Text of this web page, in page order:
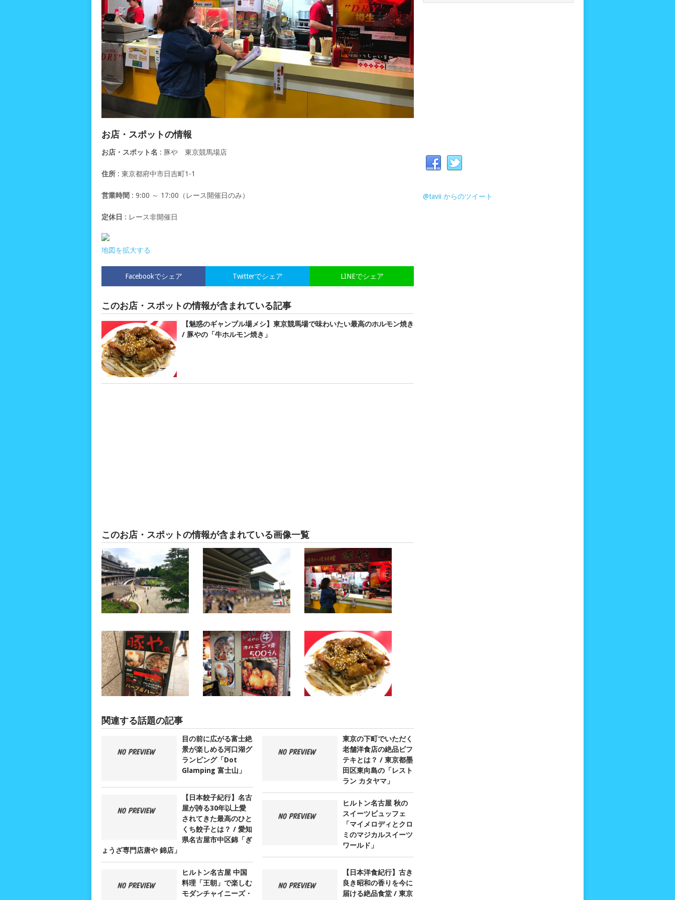
お店・スポットの情報
お店・スポット名 : 豚や 東京競馬場店
住所 : 東京都府中市日吉町1-1
営業時間 : 9:00 ～ 17:00（レース開催日のみ）
定休日 : レース非開催日
地図を拡大する
Facebookでシェア LINEでシェア
Twitterでシェア
このお店・スポットの情報が含まれている記事
【魅惑のギャンブル場メシ】東京競馬場で味わいたい最高のホルモン焼き
/ 豚やの「牛ホルモン焼き」
このお店・スポットの情報が含まれている画像一覧
関連する話題の記事
目の前に広がる富士絶
景が楽しめる河口湖グ
ランピング「Dot
Glamping 富士山」
東京の下町でいただく
老舗洋食店の絶品ビフ
テキとは？ / 東京都墨
田区東向島の「レスト
ラン カタヤマ」
【日本餃子紀行】名古
屋が誇る30年以上愛
されてきた最高のひと
くち餃子とは？ / 愛知
県名古屋市中区錦「ぎ
ょうざ専門店唐や 錦店」
ヒルトン名古屋 秋の
スイーツビュッフェ
「マイメロディとクロ
ミのマジカルスイーツ
ワールド」
ヒルトン名古屋 中国
料理「王朝」で楽しむ
モダンチャイニーズ・
【日本洋食紀行】古き
良き昭和の香りを今に
届ける絶品食堂 / 東京
@tavii からのツイート